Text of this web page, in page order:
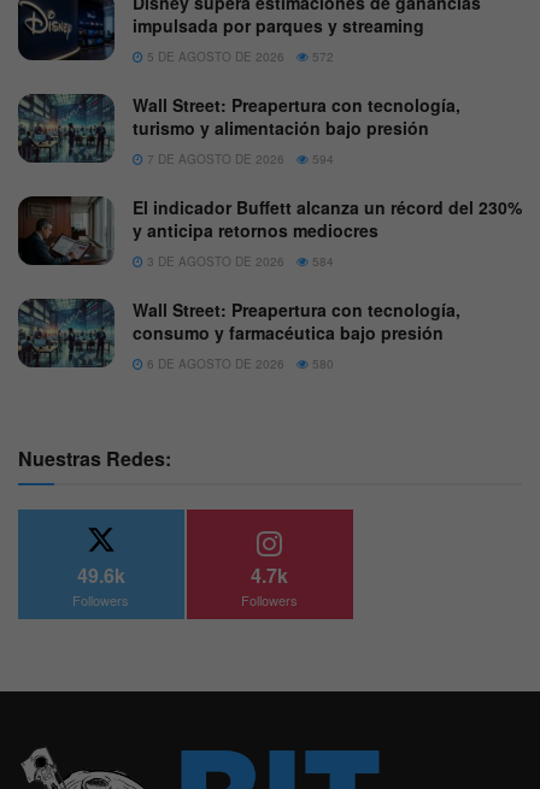
impulsada por parques y streaming
5 DE AGOSTO DE 2026 572
Wall Street: Preapertura con tecnología,
turismo y alimentación bajo presión
7 DE AGOSTO DE 2026 594
El indicador Buffett alcanza un récord del 230%
y anticipa retornos mediocres
3 DE AGOSTO DE 2026 584
Wall Street: Preapertura con tecnología,
consumo y farmacéutica bajo presión
6 DE AGOSTO DE 2026 580
Nuestras Redes:
49.6k
Followers
4.7k
Followers